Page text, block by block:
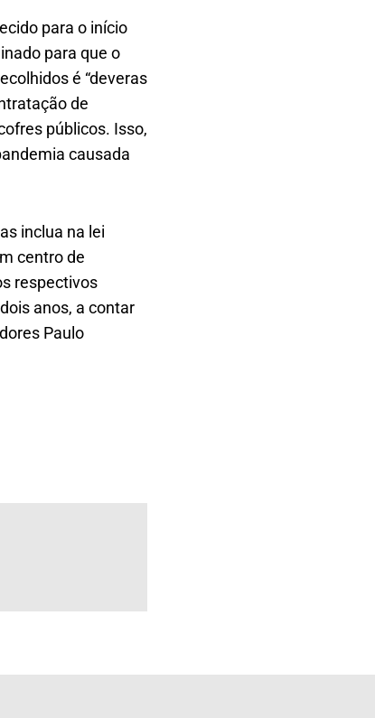
para o início
para que o
é “deveras
de
públicos. Isso,
causada
inclua na lei
centro de
respectivos
anos, a contar
Paulo